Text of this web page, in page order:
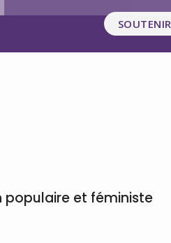
SOUTENIR
populaire et féministe